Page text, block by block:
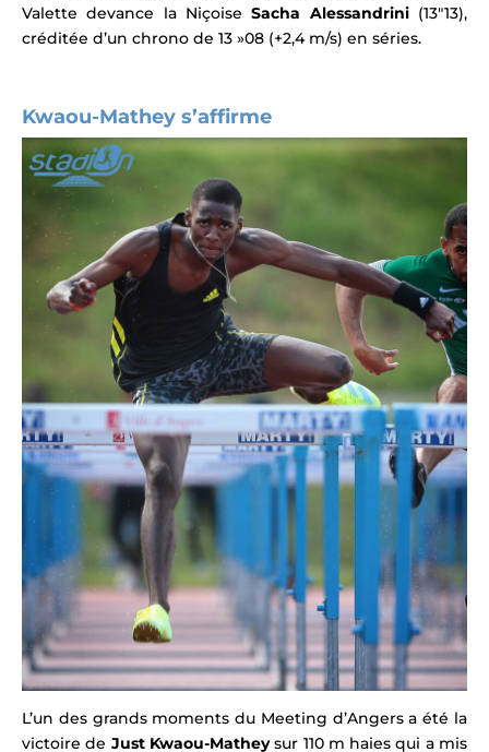
Valette devance la NiçoiseSacha Alessandrini(13″13),
créditée d’un chrono de 13 »08 (+2,4 m/s) en séries.
Kwaou-Mathey s’affirme
L’un des grands moments du Meeting d’Angers a été la
victoire de Just Kwaou-Matheysur 110 m haies qui a mis